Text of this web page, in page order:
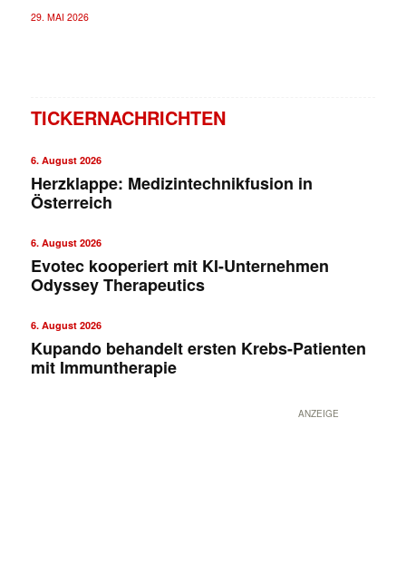
29. MAI 2026
TICKERNACHRICHTEN
6. August 2026
Herzklappe: Medizintechnikfusion in
Österreich
6. August 2026
Evotec kooperiert mit KI-Unternehmen
Odyssey Therapeutics
6. August 2026
Kupando behandelt ersten Krebs-Patienten
mit Immuntherapie
ANZEIGE